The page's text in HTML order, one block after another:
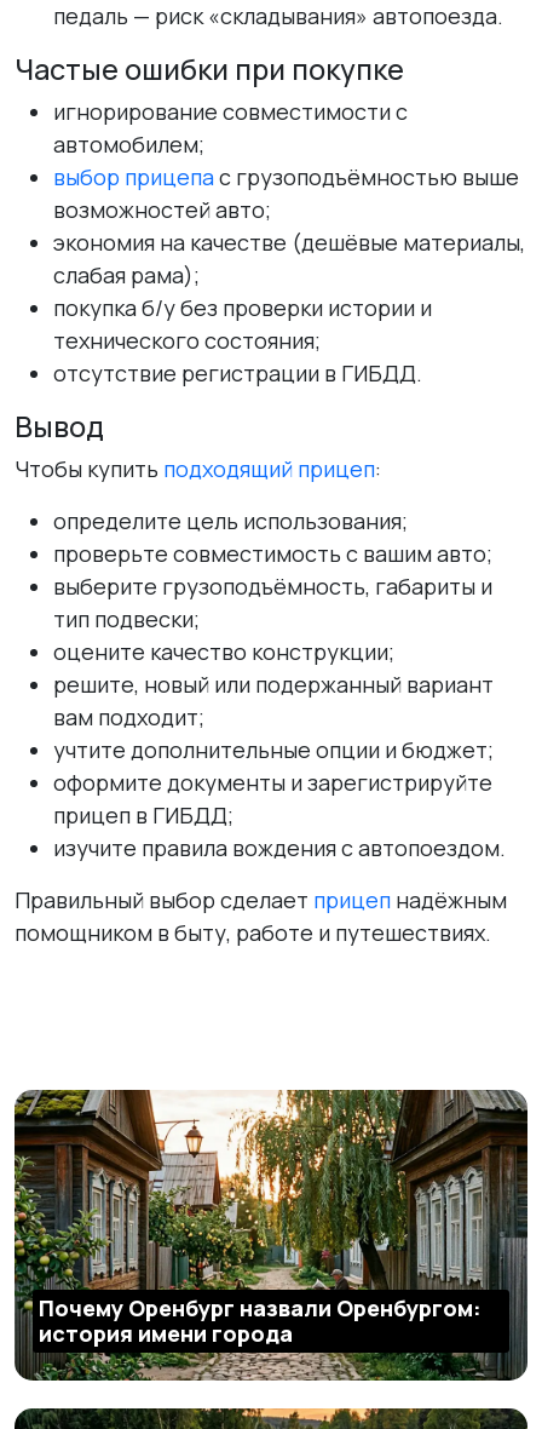
педаль — риск «складывания» автопоезда.
Частые ошибки при покупке
игнорирование совместимости с
автомобилем;
выбор прицепас грузоподъёмностью выше
возможностей авто;
экономия на качестве (дешёвые материалы,
слабая рама);
покупка б/у без проверки истории и
технического состояния;
отсутствие регистрации в ГИБДД.
Вывод
Чтобы купить подходящий прицеп:
определите цель использования;
проверьте совместимость с вашим авто;
выберите грузоподъёмность, габариты и
тип подвески;
оцените качество конструкции;
решите, новый или подержанный вариант
вам подходит;
учтите дополнительные опции и бюджет;
оформите документы и зарегистрируйте
прицеп в ГИБДД;
изучите правила вождения с автопоездом.
Правильный выбор сделает прицеп надёжным
помощником в быту, работе и путешествиях.
Почему Оренбург назвали Оренбургом:
история имени города